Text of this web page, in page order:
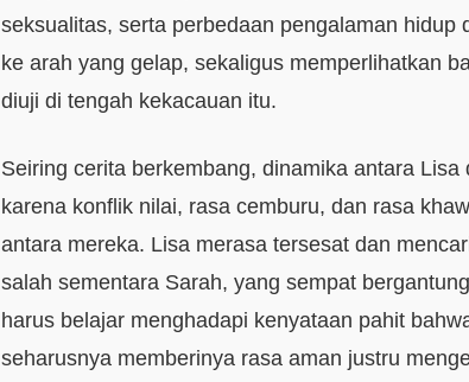
seksualitas, serta perbedaan pengalaman hidup
ke arah yang gelap, sekaligus memperlihatkan
diuji di tengah kekacauan itu.
Seiring cerita berkembang, dinamika antara Lisa
karena konflik nilai, rasa cemburu, dan rasa
antara mereka. Lisa merasa tersesat dan
salah sementara Sarah, yang sempat
harus belajar menghadapi kenyataan pahit
seharusnya memberinya rasa aman justru